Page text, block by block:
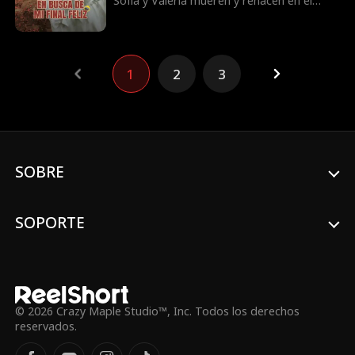
todo y usará su segunda oportunidad
para salvar al hombre que realmente ama
y reescribir su destino.
1 2 3
SOBRE
SOPORTE
© 2026 Crazy Maple Studio™, Inc. Todos los derechos
reservados.